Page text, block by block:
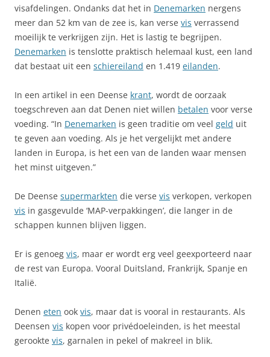
visafdelingen. Ondanks dat het in Denemarken nergens
meer dan 52 km van de zee is, kan verse vis verrassend
moeilijk te verkrijgen zijn. Het is lastig te begrijpen.
Denemarken is tenslotte praktisch helemaal kust, een land
dat bestaat uit een schiereiland en 1.419 eilanden.
In een artikel in een Deense krant, wordt de oorzaak
toegschreven aan dat Denen niet willen betalen voor verse
voeding. “In Denemarken is geen traditie om veel geld uit
te geven aan voeding. Als je het vergelijkt met andere
landen in Europa, is het een van de landen waar mensen
het minst uitgeven.”
De Deense supermarkten die verse vis verkopen, verkopen
vis in gasgevulde ‘MAP-verpakkingen’, die langer in de
schappen kunnen blijven liggen.
Er is genoeg vis, maar er wordt erg veel geexporteerd naar
de rest van Europa. Vooral Duitsland, Frankrijk, Spanje en
Italië.
Denen eten ook vis, maar dat is vooral in restaurants. Als
Deensen vis kopen voor privédoeleinden, is het meestal
gerookte vis, garnalen in pekel of makreel in blik.